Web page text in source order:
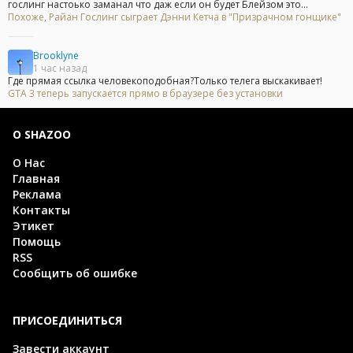
гослинг настоько заманал что даж если он будет Блейзом это...
Похоже, Райан Гослинг сыграет Дэнни Кетча в "Призрачном гонщике"
Brooklyne
1 час назад
Где прямая ссылка человекоподобная?Только телега выскакивает!
GTA 3 теперь запускается прямо в браузере без установки
О SHAZOO
О Нас
Главная
Реклама
Контакты
Этикет
Помощь
RSS
Сообщить об ошибке
ПРИСОЕДИНИТЬСЯ
Завести аккаунт